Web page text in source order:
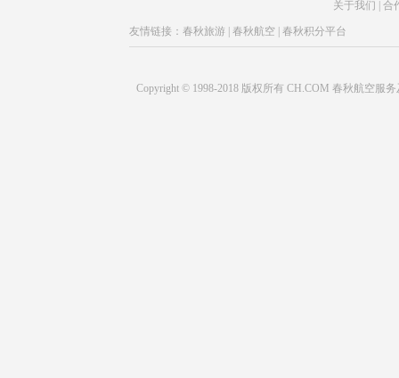
关于我们
合
友情链接： 春秋旅游 春秋航空 春秋积分平台
Copyright © 1998-2018 版权所有 CH.COM 春秋航空服